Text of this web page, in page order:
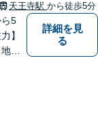
天王寺駅 から徒歩5分
ら5
】
元
詳細を見
る